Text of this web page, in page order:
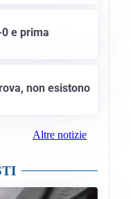
e prima
non esistono
Altre notizie